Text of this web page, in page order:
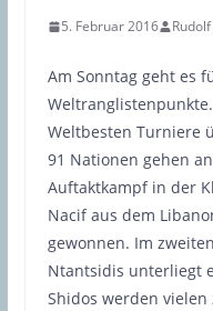
5. Februar 2016
Am Sonntag geht es
Weltbesten Turniere
91 Nationen gehen
Auftaktkampf in der
Nacif aus dem
gewonnen. Im
Ntantsidis unterliegt
Shidos werden vielen